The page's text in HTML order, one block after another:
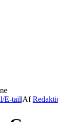
E-tail|Af